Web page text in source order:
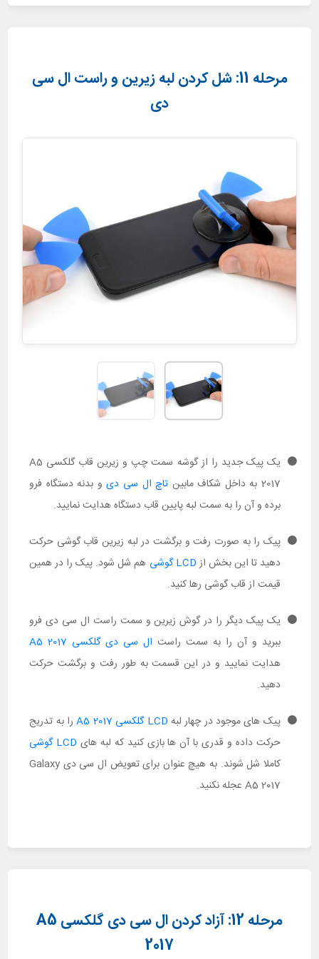
مرحله 11: شل کردن لبه زیرین و راست ال سی
دی
یک پیک جدید را از گوشه سمت چپ و زیرین قاب گلکسی A5
2017 به داخل شکاف مابین
تاچ ال سی دیو بدنه دستگاه فرو
برده و آن را به سمت لبه پایین قاب دستگاه هدایت نمایید.
پیک را به صورت رفت و برگشت در لبه زیرین قاب گوشی حرکت
دهید تا این بخش ازLCD گوشی
هم شل شود. پیک را در همین
قیمت از قاب گوشی رها کنید.
یک پیک دیگر را در گوش زیرین و سمت راست ال سی دی فرو
ببرید و آن را به سمت راستال سی دی گلکسی A5 2017
هدایت نمایید و در این قسمت به طور رفت و برگشت حرکت
دهید.
پیک های موجود در چهار لبه
را به تدریج
حرکت داده و قدری با آن ها بازی کنید که لبه های LCD گوشی
کاملا شل شوند. به هیچ عنوان برای تعویض ال سی دی Galaxy
A5 2017 عجله نکنید.
مرحله 12: آزاد کردن ال سی دی گلکسی A5
2017